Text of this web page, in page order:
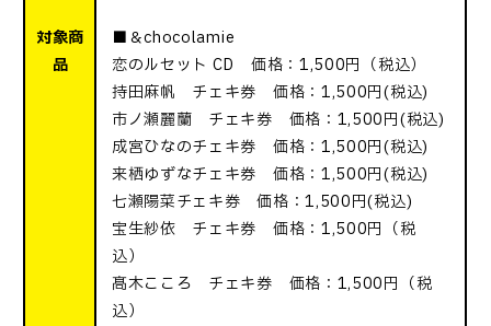
対象商
品
■＆chocolamie
恋のルセット CD 価格：1,500円（税込）
持田麻帆 チェキ券 価格：1,500円(税込)
市ノ瀬麗蘭 チェキ券 価格：1,500円(税込)
成宮ひなのチェキ券 価格：1,500円(税込)
来栖ゆずなチェキ券 価格：1,500円(税込)
七瀬陽菜チェキ券 価格：1,500円(税込)
宝生紗依 チェキ券 価格：1,500円（税
込）
髙木こころ チェキ券 価格：1,500円（税
込）